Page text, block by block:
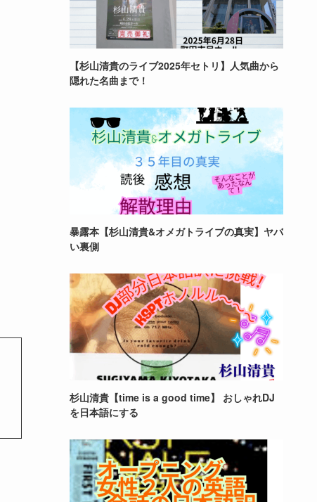
【杉山清貴のライブ2025年セトリ】人気曲から
隠れた名曲まで！
暴露本【杉山清貴&オメガトライブの真実】ヤバ
い裏側
杉山清貴【time is a good time】 おしゃれDJ
を日本語にする